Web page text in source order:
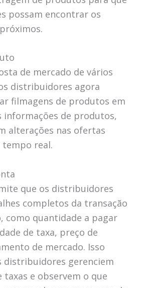
possam encontrar os
de mercado de vários
distribuidores agora
filmagens de produtos em
informações de produtos,
alterações nas ofertas
tempo real.
que os distribuidores
completos da transação
como quantidade a pagar
de taxa, preço de
de mercado. Isso
distribuidores gerenciem
taxas e observem o que